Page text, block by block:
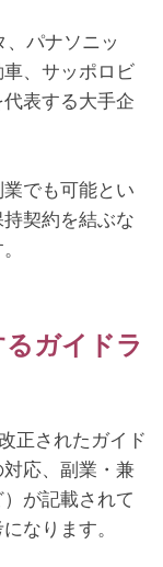
、パナソニッ
、サッポロビ
表する大手企
でも可能とい
契約を結ぶな
ガイドラ
正されたガイド
応、副業・兼
が記載されて
なります。